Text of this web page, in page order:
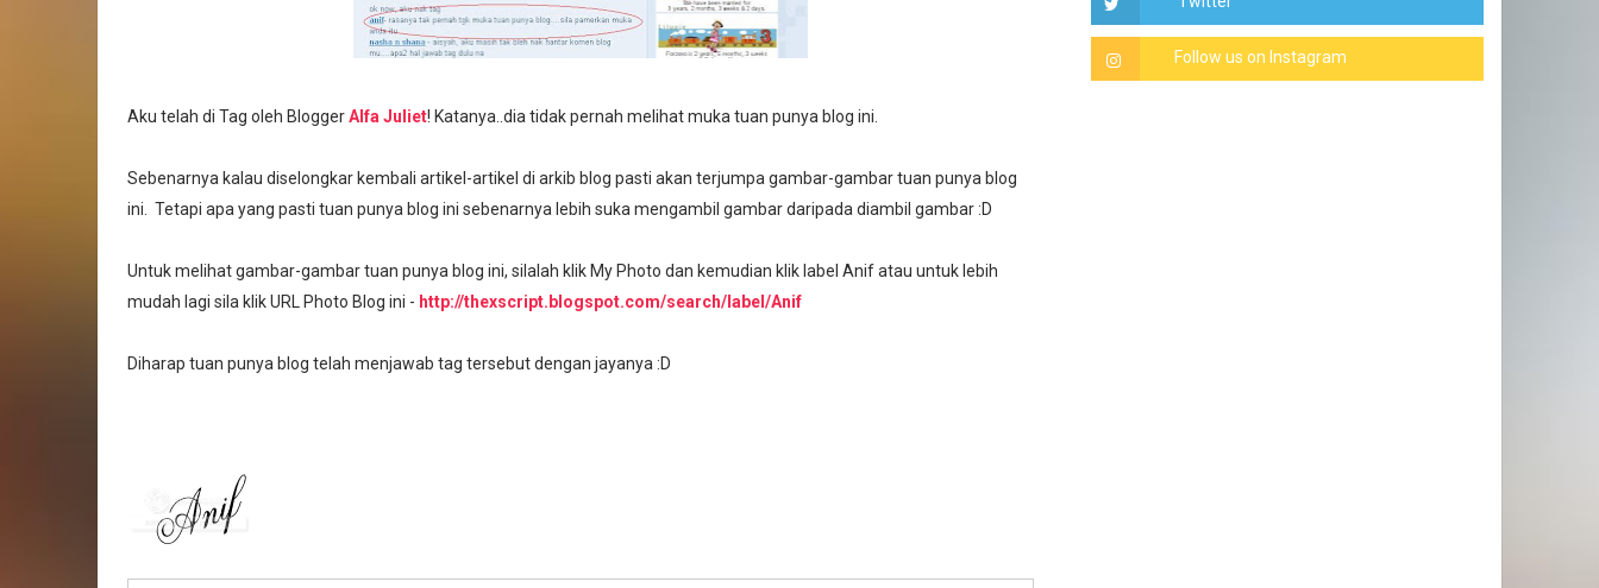
Aku telah di Tag oleh BloggerAlfa Juliet! Katanya..dia tidak pernah melihat muka tuan punya blog ini.
Sebenarnya kalau diselongkar kembali artikel-artikel di arkib blog pasti akan terjumpa gambar-gambar tuan punya blog
ini. Tetapi apa yang pasti tuan punya blog ini sebenarnya lebih suka mengambil gambar daripada diambil gambar :D
Untuk melihat gambar-gambar tuan punya blog ini, silalah klik My Photo dan kemudian klik label Anif atau untuk lebih
mudah lagi sila klik URL Photo Blog ini - http://thexscript.blogspot.com/search/label/Anif
Diharap tuan punya blog telah menjawab tag tersebut dengan jayanya :D